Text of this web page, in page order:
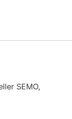
SEMO,